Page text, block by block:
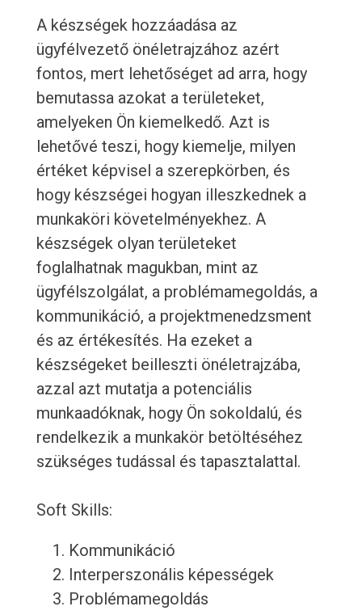
A készségek hozzáadása az
ügyfélvezető önéletrajzához azért
fontos, mert lehetőséget ad arra, hogy
bemutassa azokat a területeket,
amelyeken Ön kiemelkedő. Azt is
lehetővé teszi, hogy kiemelje, milyen
értéket képvisel a szerepkörben, és
hogy készségei hogyan illeszkednek a
munkaköri követelményekhez. A
készségek olyan területeket
foglalhatnak magukban, mint az
ügyfélszolgálat, a problémamegoldás, a
kommunikáció, a projektmenedzsment
és az értékesítés. Ha ezeket a
készségeket beilleszti önéletrajzába,
azzal azt mutatja a potenciális
munkaadóknak, hogy Ön sokoldalú, és
rendelkezik a munkakör betöltéséhez
szükséges tudással és tapasztalattal.
Soft Skills:
Kommunikáció
Interperszonális képességek
Problémamegoldás